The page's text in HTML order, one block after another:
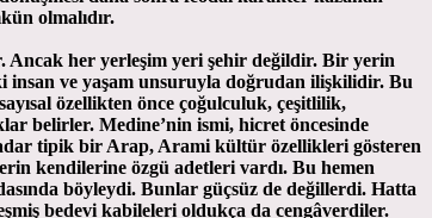
olmalıdır.
Ancak her yerleşim yeri şehir değildir. Bir yerin
insan ve yaşam unsuruyla doğrudan ilişkilidir. Bu
özellikten önce çoğulculuk, çeşitlilik,
belirler. Medine’nin ismi, hicret öncesinde
tipik bir Arap, Arami kültür özellikleri gösteren
kendilerine özgü adetleri vardı. Bu hemen
böyleydi. Bunlar güçsüz de değillerdi. Hatta
bedevi kabileleri oldukça da cengâverdiler.